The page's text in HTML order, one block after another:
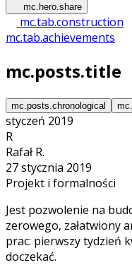
mc.hero.share
mc.tab.construction
mc.tab.achievements
mc.posts.title
mc.posts.chronological
styczeń 2019
R
Rafał R.
27 stycznia 2019
Projekt i formalności
Jest pozwolenie na
zerowego, załatwiony
prac: pierwszy tydzień
doczekać.